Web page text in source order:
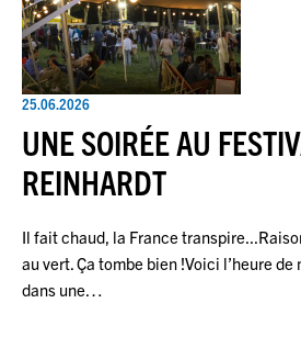
25.06.2026
UNE SOIRÉE AU
REINHARDT
Il fait chaud, la France
au vert. Ça tombe bien !Voici l’heure
dans une…